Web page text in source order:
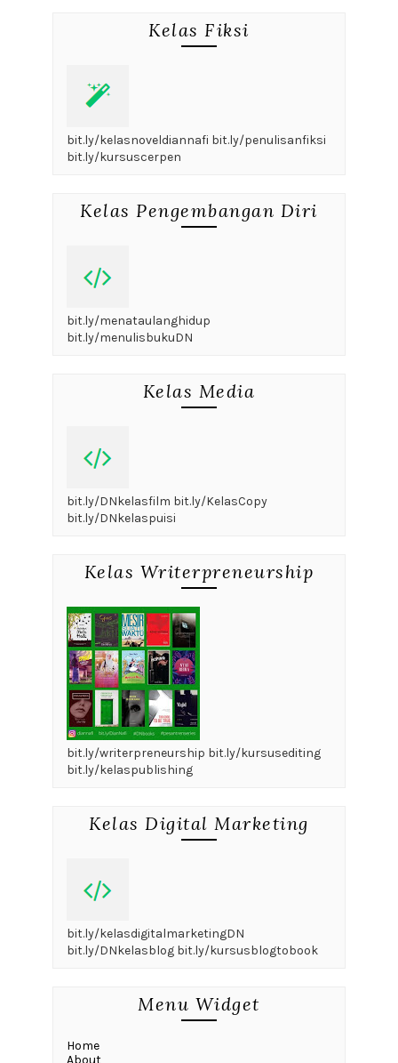
Kelas Fiksi
bit.ly/kelasnoveldiannafi bit.ly/penulisanfiksi
bit.ly/kursuscerpen
Kelas Pengembangan Diri
bit.ly/menataulanghidup
bit.ly/menulisbukuDN
Kelas Media
bit.ly/DNkelasfilm bit.ly/KelasCopy
bit.ly/DNkelaspuisi
Kelas Writerpreneurship
bit.ly/writerpreneurship bit.ly/kursusediting
bit.ly/kelaspublishing
Kelas Digital Marketing
bit.ly/kelasdigitalmarketingDN
bit.ly/DNkelasblog bit.ly/kursusblogtobook
Menu Widget
Home